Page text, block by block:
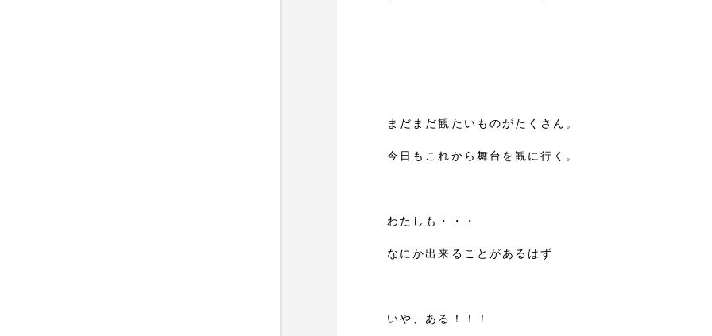
まだまだ観たいものがたくさん。
今日もこれから舞台を観に行く。
わたしも・・・
なにか出来ることがあるはず
いや、ある！！！